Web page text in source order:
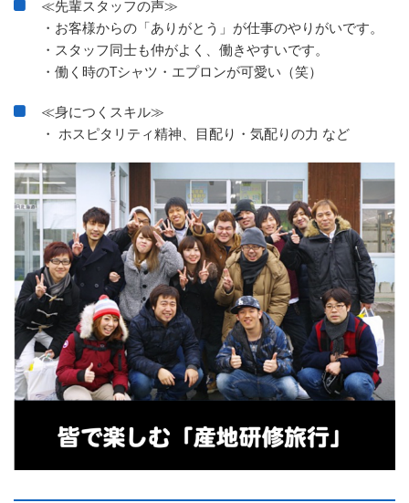
≪先輩スタッフの声≫
・お客様からの「ありがとう」が仕事のやりがいです。
・スタッフ同士も仲がよく、働きやすいです。
・働く時のTシャツ・エプロンが可愛い（笑）
≪身につくスキル≫
・ ホスピタリティ精神、目配り・気配りの力 など